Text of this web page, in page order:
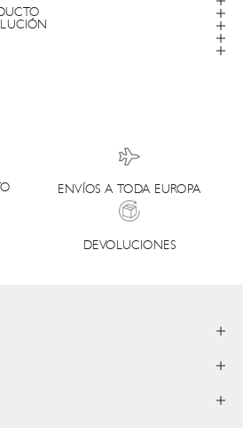
ENVÍOS A TODA EUROPA
DEVOLUCIONES